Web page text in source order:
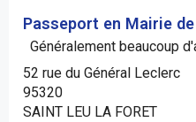
Passeport en Mairie de
Généralement beaucoup
52 rue du Général Leclerc
95320
SAINT LEU LA FORET